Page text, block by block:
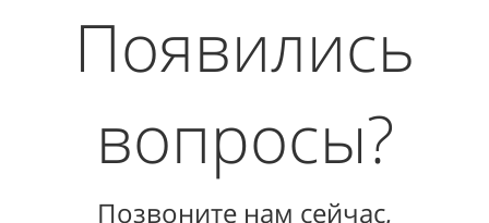
Появились
вопросы?
Позвоните нам сейчас,